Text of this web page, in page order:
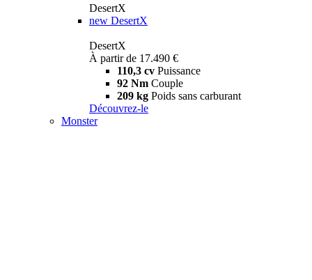
DesertX
new DesertX
DesertX
À partir de 17.490 €
110,3 cv Puissance
92 Nm Couple
209 kg Poids sans carburant
Découvrez-le
Monster